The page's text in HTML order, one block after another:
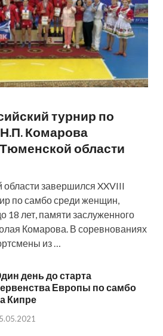
турнир по
Комарова
области
завершился XXVIII
по самбо среди женщин,
18 лет, памяти заслуженного
Комарова. В соревнованиях
из …
день до старта
Европы по самбо
Кипре